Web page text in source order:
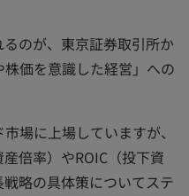
のが、東京証券取引所か
価を意識した経営」への
場に上場していますが、
倍率）やROIC（投下資
略の具体策についてステ